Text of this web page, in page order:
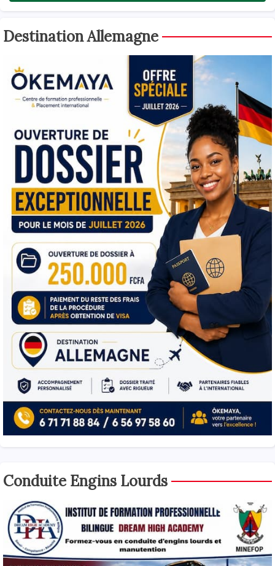
Destination Allemagne
Conduite Engins Lourds